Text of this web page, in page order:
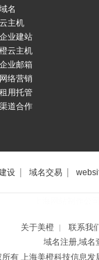
域名
云主机
企业建站
橙云主机
企业邮箱
网络营销
租用托管
渠道合作
设 | 域名交易 |
关于美橙 |
联系我
域名注册,域名
所有 上海美橙科技信息